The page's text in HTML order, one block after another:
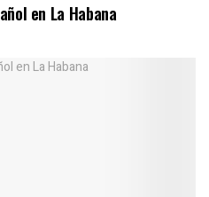
en La Habana